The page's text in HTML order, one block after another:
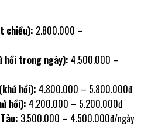
chiều): 2.800.000 –
hồi trong ngày): 4.500.000 –
hồi): 4.800.000 – 5.800.000đ
hồi): 4.200.000 – 5.200.000đ
3.500.000 – 4.500.000đ/ngày